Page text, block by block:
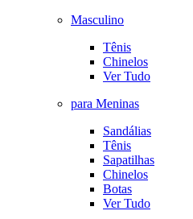
Masculino
Tênis
Chinelos
Ver Tudo
para Meninas
Sandálias
Tênis
Sapatilhas
Chinelos
Botas
Ver Tudo